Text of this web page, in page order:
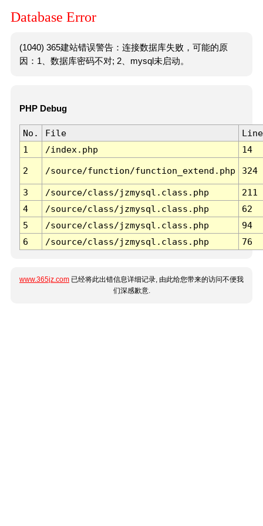
Database Error
(1040) 365建站错误警告：连接数据库失败，可能的原
因：1、数据库密码不对; 2、mysql未启动。
PHP Debug
No. File
Line
1
/index.php 14
2 /source/function/function_extend.php 324
3 /source/class/jzmysql.class.php
211
4
/source/class/jzmysql.class.php
62
5
/source/class/jzmysql.class.php
94
6
/source/class/jzmysql.class.php 76
www.365jz.com 已经将此出错信息详细记录, 由此给您带来的访问不便我
们深感歉意.